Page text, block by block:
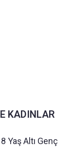
KADINLAR
Yaş Altı Genç